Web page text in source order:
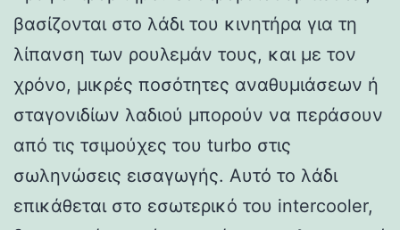
βασίζονται στο λάδι του κινητήρα για τη
λίπανση των ρουλεμάν τους, και με τον
χρόνο, μικρές ποσότητες αναθυμιάσεων ή
σταγονιδίων λαδιού μπορούν να περάσουν
από τις τσιμούχες του turbo στις
σωληνώσεις εισαγωγής. Αυτό το λάδι
επικάθεται στο εσωτερικό του intercooler,